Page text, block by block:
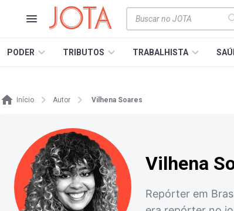
PODER TRIBUTOS TRABALHISTA
Início Autor Vilhena Soares
Vilhena
Repórter em